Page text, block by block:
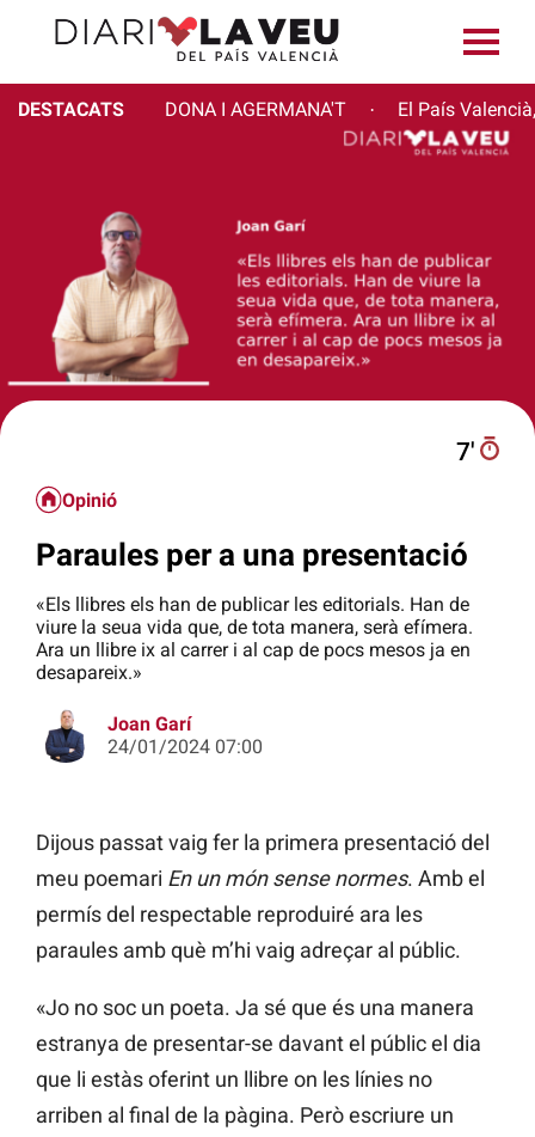
DESTACATS DONA I AGERMANA'T · El País
7′
Opinió
Paraules per a una presentació
«Els llibres els han de publicar les editorials. Han de
viure la seua vida que, de tota manera, serà efímera.
Ara un llibre ix al carrer i al cap de pocs mesos ja en
desapareix.»
Joan Garí
24/01/2024 07:00
Dijous passat vaig fer la primera presentació del
meu poemari En un món sense normes. Amb el
permís del respectable reproduiré ara les
paraules amb què m’hi vaig adreçar al públic.
«Jo no soc un poeta. Ja sé que és una manera
estranya de presentar-se davant el públic el dia
que li estàs oferint un llibre on les línies no
arriben al final de la pàgina. Però escriure un